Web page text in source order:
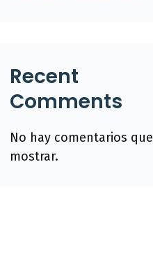
Recent
Comments
No hay comentarios que
mostrar.